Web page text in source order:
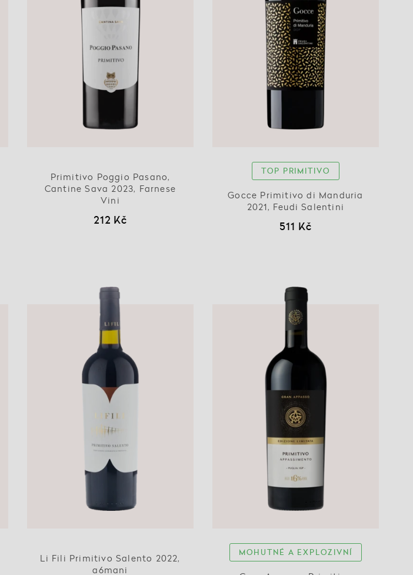
Primitivo Poggio Pasano,
Cantine Sava 2023, Farnese
Vini
212 Kč
TOP PRIMITIVO
Gocce Primitivo di Manduria
2021, Feudi Salentini
511 Kč
Li Fili Primitivo Salento 2022,
a6mani
MOHUTNÉ A EXPLOZIVNÍ